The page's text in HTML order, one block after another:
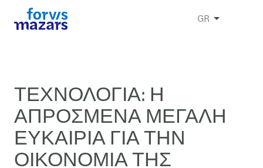
GR
ΤΕΧΝΟΛΟΓΙΑ: Η
ΑΠΡΟΣΜΕΝΑ ΜΕΓΑΛΗ
ΕΥΚΑΙΡΙΑ ΓΙΑ ΤΗΝ
ΟΙΚΟΝΟΜΙΑ ΤΗΣ